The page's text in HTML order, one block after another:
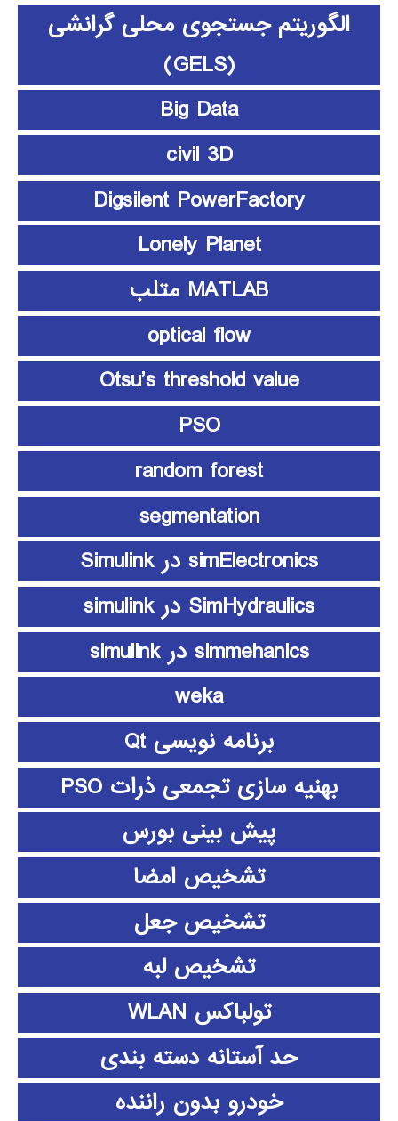
الگوریتم جستجوی محلی گرانشی
(GELS)
Big Data
civil 3D
Digsilent PowerFactory
Lonely Planet
MATLAB متلب
optical flow
Otsu’s threshold value
PSO
random forest
segmentation
simElectronics در Simulink
SimHydraulics در simulink
simmehanics در simulink
weka
برنامه نویسی Qt
بهنیه سازی تجمعی ذرات PSO
پیش بینی بورس
تشخیص امضا
تشخیص جعل
تشخیص لبه
تولباکس WLAN
حد آستانه دسته بندی
خودرو بدون راننده